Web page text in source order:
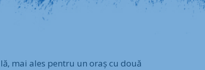
mai ales pentru un oraș cu două